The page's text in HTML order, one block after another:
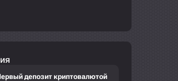
депозит криптовалютой